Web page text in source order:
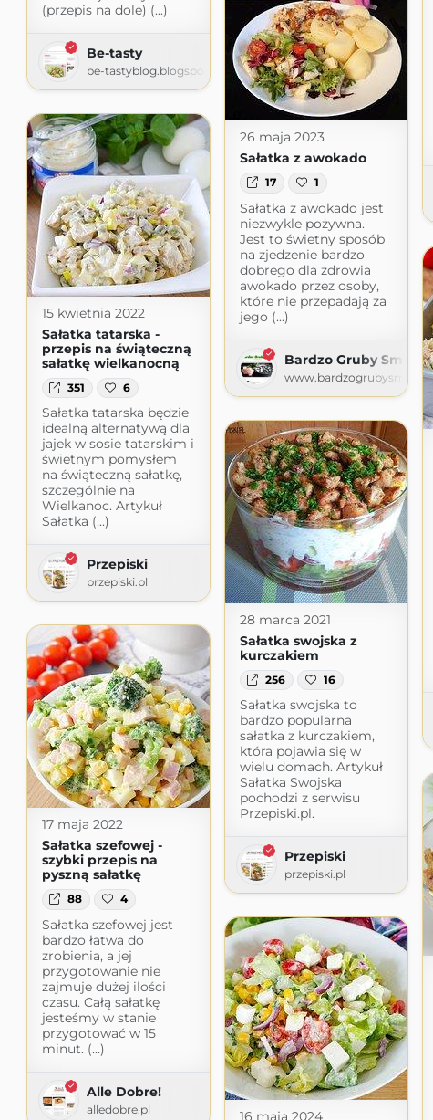
(przepis na dole) (...)
Be-tasty
be-tastyblog.blogspot.com
26 maja 2023
Sałatka z awokado
17 1
Sałatka z awokado jest
niezwykle pożywna.
Jest to świetny sposób
na zjedzenie bardzo
dobrego dla zdrowia
awokado przez osoby,
które nie przepadają za
jego (...)
Bardzo Gruby Smok
www.bardzogrubysmok.pl
15 kwietnia 2022
Sałatka tatarska -
przepis na świąteczną
sałatkę wielkanocną
351 6
Sałatka tatarska będzie
idealną alternatywą dla
jajek w sosie tatarskim i
świetnym pomysłem
na świąteczną sałatkę,
szczególnie na
Wielkanoc. Artykuł
Sałatka (...)
Przepiski
przepiski.pl
28 marca 2021
Sałatka swojska z
kurczakiem
256 16
Sałatka swojska to
bardzo popularna
sałatka z kurczakiem,
która pojawia się w
wielu domach. Artykuł
Sałatka Swojska
pochodzi z serwisu
Przepiski.pl.
Przepiski
przepiski.pl
17 maja 2022
Sałatka szefowej -
szybki przepis na
pyszną sałatkę
88 4
Sałatka szefowej jest
bardzo łatwa do
zrobienia, a jej
przygotowanie nie
zajmuje dużej ilości
czasu. Całą sałatkę
jesteśmy w stanie
przygotować w 15
minut. (...)
Alle Dobre!
alledobre.pl 16 maja 2024